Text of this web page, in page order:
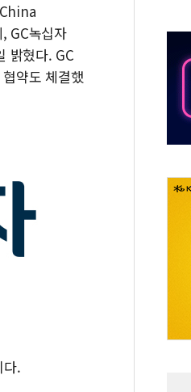
불금전파, 송정' 시즌2
11일째…온열질환·가축 피해 최소화
GC녹십자
밝혔다. GC
약도 체결했
다.